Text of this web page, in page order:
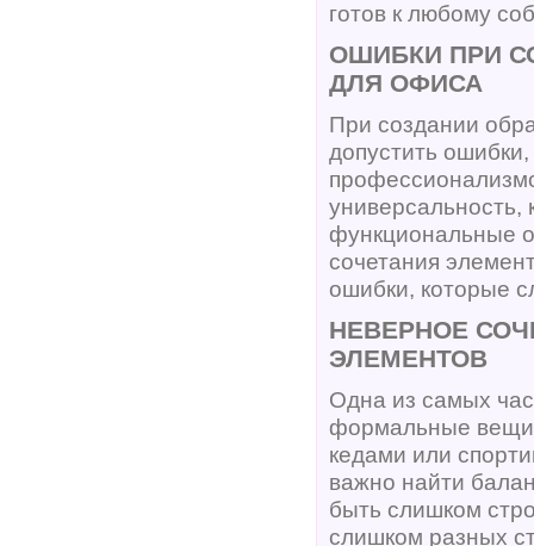
готов к любому
ОШИБКИ ПРИ
ДЛЯ ОФИСА
При создании
допустить
универсальность,
функциональные
сочетания
ошибки, которые
НЕВЕРНОЕ
ЭЛЕМЕНТОВ
Одна из самых
формальные вещи
кедами или
важно найти
быть слишком
слишком разных